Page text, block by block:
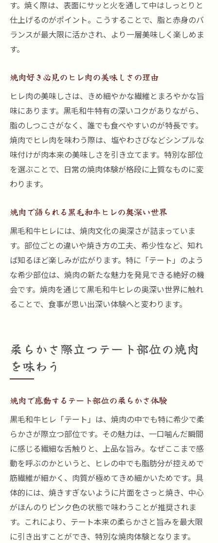
す。焼く際は、表面にサッと火を通して中はしっとりと
仕上げるのがポイント。こうすることで、脂と赤身のバ
ランスが最大限に活かされ、より一層美味しく楽しめま
す。
焼肉好き必見のヒレ肉の美味しさの理由
ヒレ肉の美味しさは、きめ細やかな繊維とまろやかな旨
味にあります。黒毛和牛特有の深いコクがありながら、
脂のしつこさがなく、誰でも食べやすいのが特長です。
焼肉でヒレ肉を味わう際は、塩やわさびなどシンプルな
味付けが肉本来の美味しさを引き立てます。特別な部位
を選ぶことで、日常の焼肉体験が格段に上質なものに変
わります。
焼肉で語られる黒毛和牛ヒレの奥深い世界
黒毛和牛ヒレには、焼肉文化の奥深さが詰まっていま
す。部位ごとの違いや焼き方の工夫、希少性など、知れ
ば知るほど楽しみが広がります。特に「テート」のよう
な希少部位は、焼肉の新たな魅力を発見できる絶好の機
会です。焼肉を通じて黒毛和牛ヒレの奥深い世界に触れ
ることで、食事が思い出深い体験へと変わります。
柔らかさ際立つテート部位の焼肉
を味わう
焼肉で感動するテート部位の柔らかさ体験
黒毛和牛ヒレ「テート」は、焼肉の中でも特に希少で柔
らかさが際立つ部位です。その魅力は、一口噛んだ瞬間
に感じる繊細な舌触りと、上品な旨み。なぜここまで感
動を呼ぶのかというと、ヒレの中でも脂肪分が控えめで
筋繊維が細かく、肉質が極めてきめ細かいためです。具
体的には、焼きすぎないように片面をさっと焼き、中心
がほんのりピンク色の状態で味わうことが推奨されま
す。これにより、テート本来の柔らかさと旨みを最大限
に引き出すことができ、特別な焼肉体験となります。